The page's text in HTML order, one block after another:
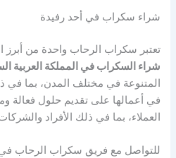
شراء سكراب في أحد رفيدة
تعتبر سكراب الرحاب واحدة من
شراء السكراب في المملكة العربية
المتنوعة في مختلف المدن، بما في
في أعمالها على تقديم حلول فعالة
العملاء، بما في ذلك الأفراد
للتواصل مع فريق سكراب الرحاب في